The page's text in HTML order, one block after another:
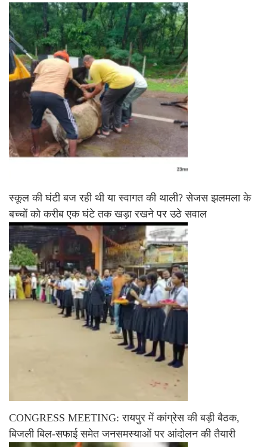
स्कूल की घंटी बज रही थी या स्वागत की थाली? सेजस झलमला के
बच्चों को करीब एक घंटे तक खड़ा रखने पर उठे सवाल
CONGRESS MEETING: रायपुर में कांग्रेस की बड़ी बैठक,
बिजली बिल-सफाई समेत जनसमस्याओं पर आंदोलन की तैयारी